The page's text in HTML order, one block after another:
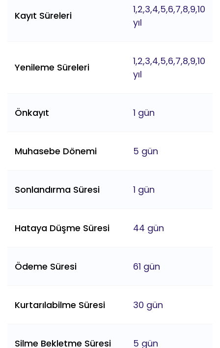
Kayıt Süreleri
1,2,3,4,5,6,7,8,9,10
yıl
Yenileme Süreleri
1,2,3,4,5,6,7,8,9,10
yıl
Önkayıt 1 gün
Muhasebe Dönemi 5 gün
Sonlandırma Süresi 1 gün
Hataya Düşme Süresi 44 gün
Ödeme Süresi 61 gün
Kurtarılabilme Süresi 30 gün
Silme Bekletme Süresi 5 gün